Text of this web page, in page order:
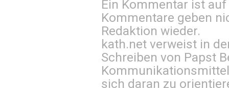
Ein Kommentar ist
Kommentare geben
Redaktion wieder.
kath.net verweist in
Schreiben von Papst
sich daran zu